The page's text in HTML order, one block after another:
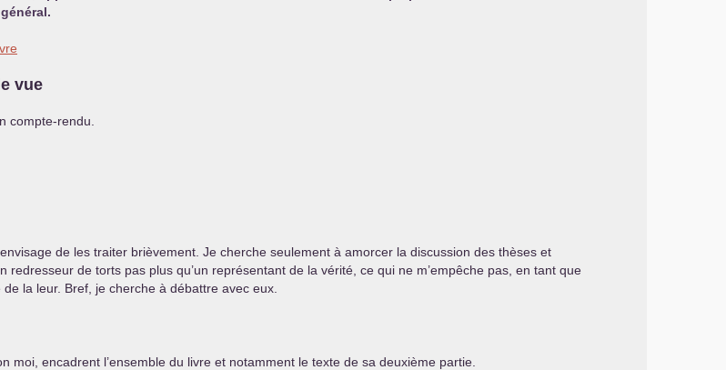
vue
compte-rendu.
de les traiter brièvement. Je cherche seulement à amorcer la discussion des thèses et
de torts pas plus qu’un représentant de la vérité, ce qui ne m’empêche pas, en tant que
la leur. Bref, je cherche à débattre avec eux.
encadrent l’ensemble du livre et notamment le texte de sa deuxième partie.